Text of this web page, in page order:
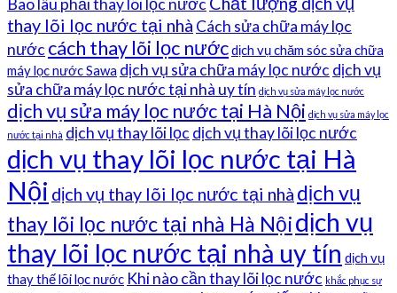
thay lõi lọc nước tại nhà Cách sửa chữa máy lọc
nước cách thay lõi lọc nướcdịch vụ chăm sóc sửa chữa
máy lọc nước Sawa dịch vụ sửa chữa máy lọc nước dịch vụ
sửa chữa máy lọc nước tại nhà uy tín dịch vụ sửa máy lọc nước
dịch vụ sửa máy lọc nước tại Hà Nội dịch vụ sửa máy lọc
nước tại nhà dịch vụ thay lõi lọc dịch vụ thay lõi lọc nước
dịch vụ thay lõi lọc nước tại Hà
Nội dịch vụ thay lõi lọc nước tại nhà dịch vụ
thay lõi lọc nước tại nhà Hà Nộidịch vụ
thay lõi lọc nước tại nhà uy tín dịch vụ
thay thế lõi lọc nước Khi nào cần thay lõi lọc nước khắc phục sự